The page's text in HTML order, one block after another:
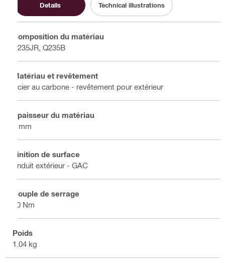
Details Technical illustrations
Composition du matériau
S235JR, Q235B
Matériau et revêtement
Acier au carbone - revêtement pour extérieur
Épaisseur du matériau
4 mm
Finition de surface
Enduit extérieur - GAC
Couple de serrage
40 Nm
Poids
1.04 kg